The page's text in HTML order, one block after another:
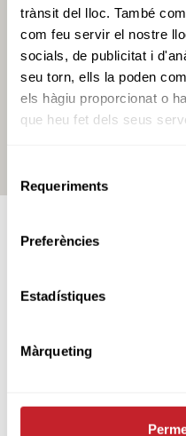
trànsit del lloc. També
com feu servir el nostre
socials, de publicitat i
seu torn, ells la poden
els hàgiu proporcionat o
que heu fet dels seus
Requeriments
Preferències
Estadístiques
Màrqueting